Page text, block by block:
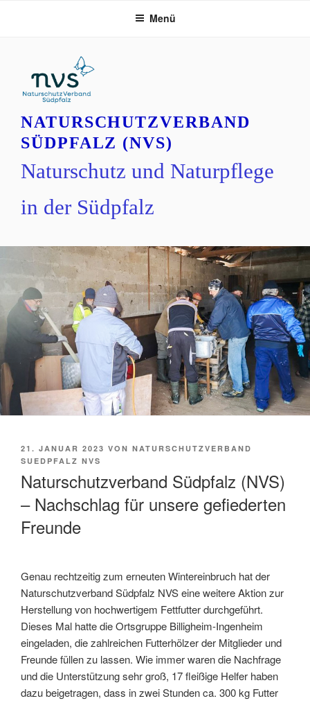
NATURSCHUTZVERBAND
SÜDPFALZ (NVS)
Naturschutz und Naturpflege
in der Südpfalz
Menü
VERÖFFENTLICHT
AM
21. JANUAR 2023 VON NATURSCHUTZVERBAND
SUEDPFALZ NVS
Naturschutzverband Südpfalz (NVS)
– Nachschlag für unsere gefiederten
Freunde
Genau rechtzeitig zum erneuten Wintereinbruch hat der
Naturschutzverband Südpfalz NVS eine weitere Aktion zur
Herstellung von hochwertigem Fettfutter durchgeführt.
Dieses Mal hatte die Ortsgruppe Billigheim-Ingenheim
eingeladen, die zahlreichen Futterhölzer der Mitglieder und
Freunde füllen zu lassen. Wie immer waren die Nachfrage
und die Unterstützung sehr groß, 17 fleißige Helfer haben
dazu beigetragen, dass in zwei Stunden ca. 300 kg Futter